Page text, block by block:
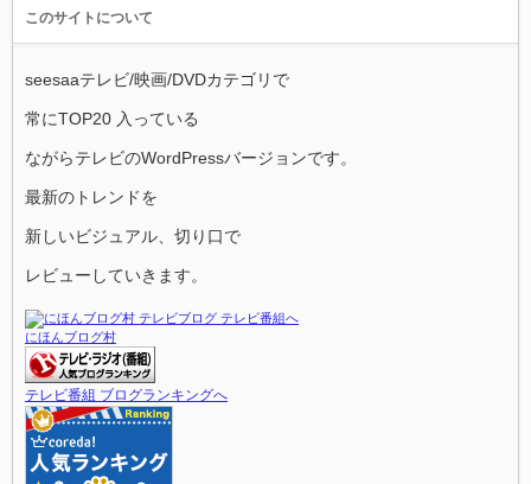
このサイトについて
seesaaテレビ/映画/DVDカテゴリで
常にTOP20 入っている
ながらテレビのWordPressバージョンです。
最新のトレンドを
新しいビジュアル、切り口で
レビューしていきます。
にほんブログ村
テレビ番組 ブログランキングへ